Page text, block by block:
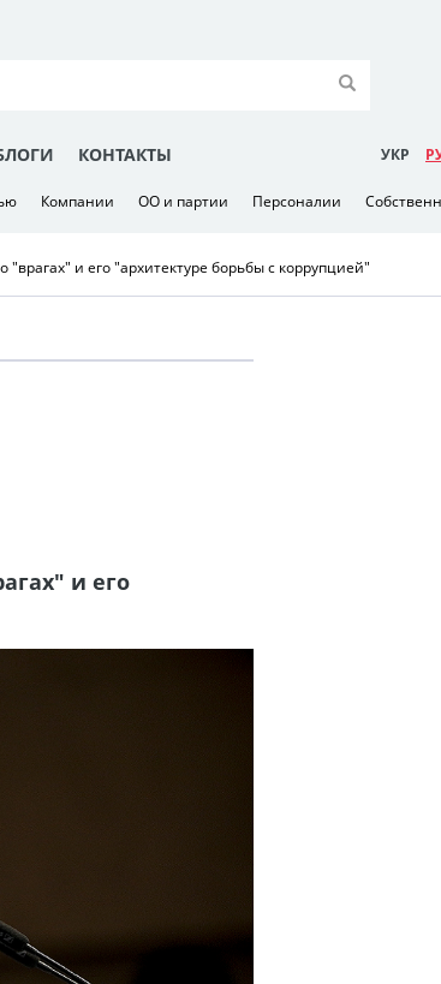
КОНТАКТЫ УКР
Компании ОО и партии Персоналии
и его "архитектуре борьбы с коррупцией"
и его